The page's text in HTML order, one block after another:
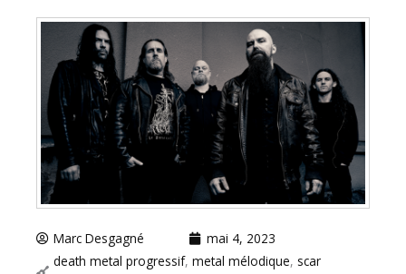
Marc Desgagné
mai 4, 2023
death metal progressif, metal mélodique, scar